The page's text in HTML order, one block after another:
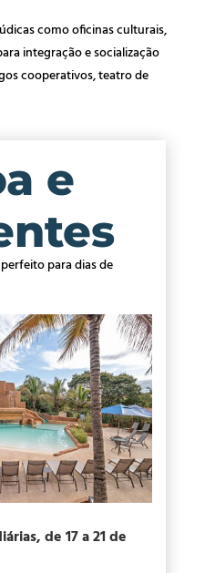
como oficinas culturais,
integração e socialização
cooperativos, teatro de
e
para dias de
de 17 a 21 de